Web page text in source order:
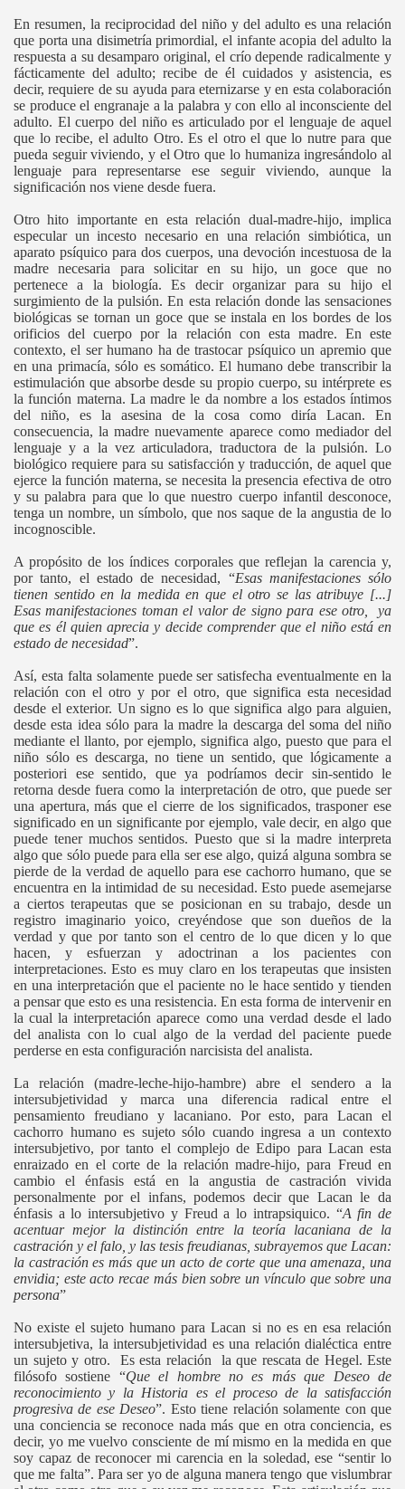
En resumen, la reciprocidad del niño y del adulto es una relación
que porta una disimetría primordial, el infante acopia del adulto la
respuesta a su desamparo original, el crío depende radicalmente y
fácticamente del adulto; recibe de él cuidados y asistencia, es
decir, requiere de su ayuda para eternizarse y en esta colaboración
se produce el engranaje a la palabra y con ello al inconsciente del
adulto. El cuerpo del niño es articulado por el lenguaje de aquel
que lo recibe, el adulto Otro. Es el otro el que lo nutre para que
pueda seguir viviendo, y el Otro que lo humaniza ingresándolo al
lenguaje para representarse ese seguir viviendo, aunque la
significación nos viene desde fuera.
Otro hito importante en esta relación dual-madre-hijo, implica
especular un incesto necesario en una relación simbiótica, un
aparato psíquico para dos cuerpos, una devoción incestuosa de la
madre necesaria para solicitar en su hijo, un goce que no
pertenece a la biología. Es decir organizar para su hijo el
surgimiento de la pulsión. En esta relación donde las sensaciones
biológicas se tornan un goce que se instala en los bordes de los
orificios del cuerpo por la relación con esta madre. En este
contexto, el ser humano ha de trastocar psíquico un apremio que
en una primacía, sólo es somático. El humano debe transcribir la
estimulación que absorbe desde su propio cuerpo, su intérprete es
la función materna. La madre le da nombre a los estados íntimos
del niño, es la asesina de la cosa como diría Lacan. En
consecuencia, la madre nuevamente aparece como mediador del
lenguaje y a la vez articuladora, traductora de la pulsión. Lo
biológico requiere para su satisfacción y traducción, de aquel que
ejerce la función materna, se necesita la presencia efectiva de otro
y su palabra para que lo que nuestro cuerpo infantil desconoce,
tenga un nombre, un símbolo, que nos saque de la angustia de lo
incognoscible.
A propósito de los índices corporales que reflejan la carencia y,
por tanto, el estado de necesidad, “Esas manifestaciones sólo
tienen sentido en la medida en que el otro se las atribuye [...]
Esas manifestaciones toman el valor de signo para ese otro, ya
que es él quien aprecia y decide comprender que el niño está en
estado de necesidad”.
Así, esta falta solamente puede ser satisfecha eventualmente en la
relación con el otro y por el otro, que significa esta necesidad
desde el exterior. Un signo es lo que significa algo para alguien,
desde esta idea sólo para la madre la descarga del soma del niño
mediante el llanto, por ejemplo, significa algo, puesto que para el
niño sólo es descarga, no tiene un sentido, que lógicamente a
posteriori ese sentido, que ya podríamos decir sin-sentido le
retorna desde fuera como la interpretación de otro, que puede ser
una apertura, más que el cierre de los significados, trasponer ese
significado en un significante por ejemplo, vale decir, en algo que
puede tener muchos sentidos. Puesto que si la madre interpreta
algo que sólo puede para ella ser ese algo, quizá alguna sombra se
pierde de la verdad de aquello para ese cachorro humano, que se
encuentra en la intimidad de su necesidad. Esto puede asemejarse
a ciertos terapeutas que se posicionan en su trabajo, desde un
registro imaginario yoico, creyéndose que son dueños de la
verdad y que por tanto son el centro de lo que dicen y lo que
hacen, y esfuerzan y adoctrinan a los pacientes con
interpretaciones. Esto es muy claro en los terapeutas que insisten
en una interpretación que el paciente no le hace sentido y tienden
a pensar que esto es una resistencia. En esta forma de intervenir en
la cual la interpretación aparece como una verdad desde el lado
del analista con lo cual algo de la verdad del paciente puede
perderse en esta configuración narcisista del analista.
La relación (madre-leche-hijo-hambre) abre el sendero a la
intersubjetividad y marca una diferencia radical entre el
pensamiento freudiano y lacaniano. Por esto, para Lacan el
cachorro humano es sujeto sólo cuando ingresa a un contexto
intersubjetivo, por tanto el complejo de Edipo para Lacan esta
enraizado en el corte de la relación madre-hijo, para Freud en
cambio el énfasis está en la angustia de castración vivida
personalmente por el infans, podemos decir que Lacan le da
énfasis a lo intersubjetivo y Freud a lo intrapsiquico. “A fin de
acentuar mejor la distinción entre la teoría lacaniana de la
castración y el falo, y las tesis freudianas, subrayemos que Lacan:
la castración es más que un acto de corte que una amenaza, una
envidia; este acto recae más bien sobre un vínculo que sobre una
persona”
No existe el sujeto humano para Lacan si no es en esa relación
intersubjetiva, la intersubjetividad es una relación dialéctica entre
un sujeto y otro. Es esta relación la que rescata de Hegel. Este
filósofo sostiene “Que el hombre no es más que Deseo de
reconocimiento y la Historia es el proceso de la satisfacción
progresiva de ese Deseo”. Esto tiene relación solamente con que
una conciencia se reconoce nada más que en otra conciencia, es
decir, yo me vuelvo consciente de mí mismo en la medida en que
soy capaz de reconocer mi carencia en la soledad, ese “sentir lo
que me falta”. Para ser yo de alguna manera tengo que vislumbrar